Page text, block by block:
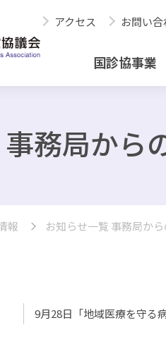
アクセス お問い
国診協事業
務局から
報 お知らせ一覧 事務局から
9月28日「地域医療を守る